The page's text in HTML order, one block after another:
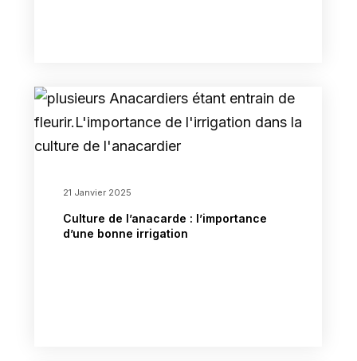
21 Janvier 2025
Culture de l’anacarde : l’importance
d’une bonne irrigation